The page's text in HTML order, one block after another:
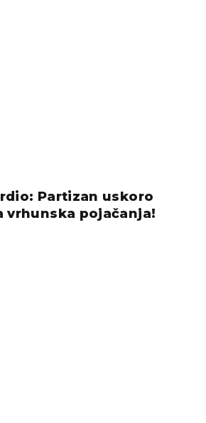
Partizan uskoro
vrhunska pojačanja!